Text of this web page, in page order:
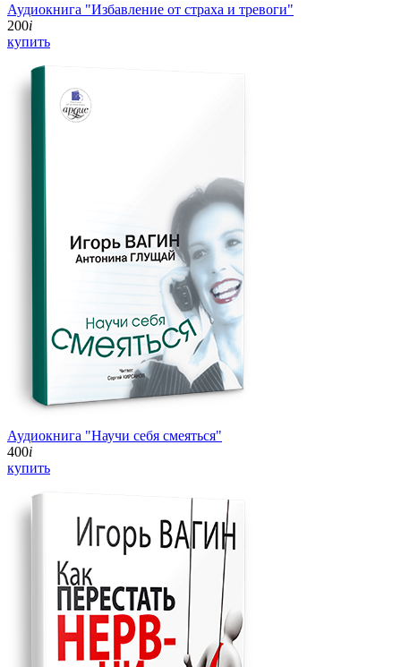
Аудиокнига "Избавление от страха и тревоги"
200i
купить
Аудиокнига "Научи себя смеяться"
400i
купить